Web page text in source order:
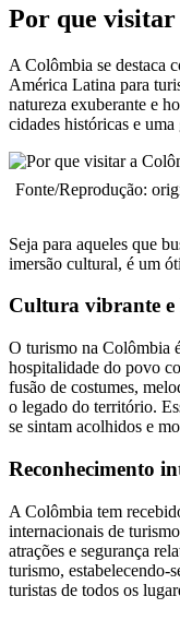
Por que
A Colômbia se destaca
América Latina para
natureza exuberante e
cidades históricas e
Fonte/Reprodução:
Seja para aqueles que
imersão cultural, é um
Cultura vibrante e
O turismo na Colômbia
hospitalidade do povo
fusão de costumes,
o legado do território.
se sintam acolhidos e
Reconhecimento
A Colômbia tem
internacionais de
atrações e segurança
turismo, estabelecendo-
turistas de todos os